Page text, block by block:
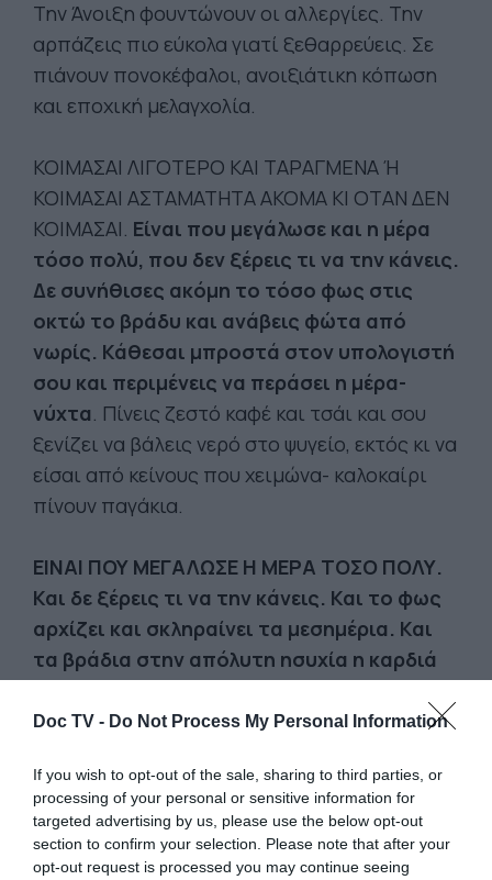
Doc TV - Do Not Process My Personal Information
If you wish to opt-out of the sale, sharing to third parties, or
processing of your personal or sensitive information for
targeted advertising by us, please use the below opt-out
section to confirm your selection. Please note that after your
opt-out request is processed you may continue seeing
Την Άνοιξη φουντώνουν οι αλλεργίες. Την
αρπάζεις πιο εύκολα γιατί ξεθαρρεύεις. Σε
πιάνουν πονοκέφαλοι, ανοιξιάτικη κόπωση
και εποχική μελαγχολία.
ΚΟΙΜΑΣΑΙ ΛΙΓΟΤΕΡΟ ΚΑΙ ΤΑΡΑΓΜΕΝΑ Ή
ΚΟΙΜΑΣΑΙ ΑΣΤΑΜΑΤΗΤΑ ΑΚΟΜΑ ΚΙ ΟΤΑΝ ΔΕΝ
ΚΟΙΜΑΣΑΙ. Είναι που μεγάλωσε και η μέρα
τόσο πολύ, που δεν ξέρεις τι να την κάνεις.
Δε συνήθισες ακόμη το τόσο φως στις
οκτώ το βράδυ και ανάβεις φώτα από
νωρίς. Κάθεσαι μπροστά στον υπολογιστή
σου και περιμένεις να περάσει η μέρα-
νύχτα. Πίνεις ζεστό καφέ και τσάι και σου
ξενίζει να βάλεις νερό στο ψυγείο, εκτός κι να
είσαι από κείνους που χειμώνα- καλοκαίρι
πίνουν παγάκια.
ΕΙΝΑΙ ΠΟΥ ΜΕΓΑΛΩΣΕ Η ΜΕΡΑ ΤΟΣΟ ΠΟΛΥ.
Και δε ξέρεις τι να την κάνεις. Και το φως
αρχίζει και σκληραίνει τα μεσημέρια. Και
τα βράδια στην απόλυτη ησυχία η καρδιά
και δεν ηρεμείς.